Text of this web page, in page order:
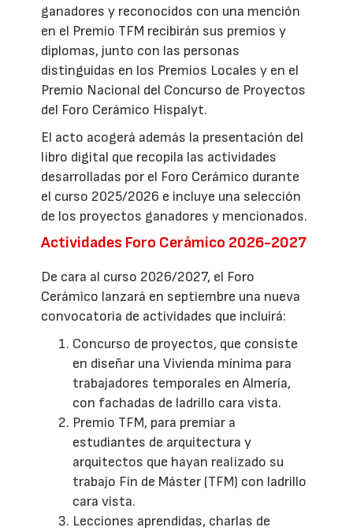
ganadores y reconocidos con una mención
en el Premio TFM recibirán sus premios y
diplomas, junto con las personas
distinguidas en los Premios Locales y en el
Premio Nacional del Concurso de Proyectos
del Foro Cerámico Hispalyt.
El acto acogerá además la presentación del
libro digital que recopila las actividades
desarrolladas por el Foro Cerámico durante
el curso 2025/2026 e incluye una selección
de los proyectos ganadores y mencionados.
Actividades Foro Cerámico 2026-2027
De cara al curso 2026/2027, el Foro
Cerámico lanzará en septiembre una nueva
convocatoria de actividades que incluirá:
Concurso de proyectos, que consiste
en diseñar una Vivienda mínima para
trabajadores temporales en Almería,
con fachadas de ladrillo cara vista.
Premio TFM, para premiar a
estudiantes de arquitectura y
arquitectos que hayan realizado su
trabajo Fin de Máster (TFM) con ladrillo
cara vista.
Lecciones aprendidas, charlas de